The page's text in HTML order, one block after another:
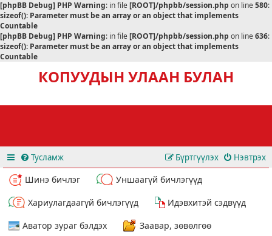
[phpBB Debug] PHP Warning: in file[ROOT]/phpbb/session.php on line580:
sizeof(): Parameter must be an array or an object that implements
Countable
[phpBB Debug] PHP Warning: in file[ROOT]/phpbb/session.php on line636:
sizeof(): Parameter must be an array or an object that implements
Countable
КОПУУДЫН УЛААН БУЛАН
Тусламж Нэвтрэх
Бүртгүүлэх
Шинэ бичлэг
Уншаагүй бичлэгүүд
Хариулагдаагүй бичлэгүүд
Идэвхитэй сэдвүүд
Аватор зураг бэлдэх
Заавар, зөвөлгөө